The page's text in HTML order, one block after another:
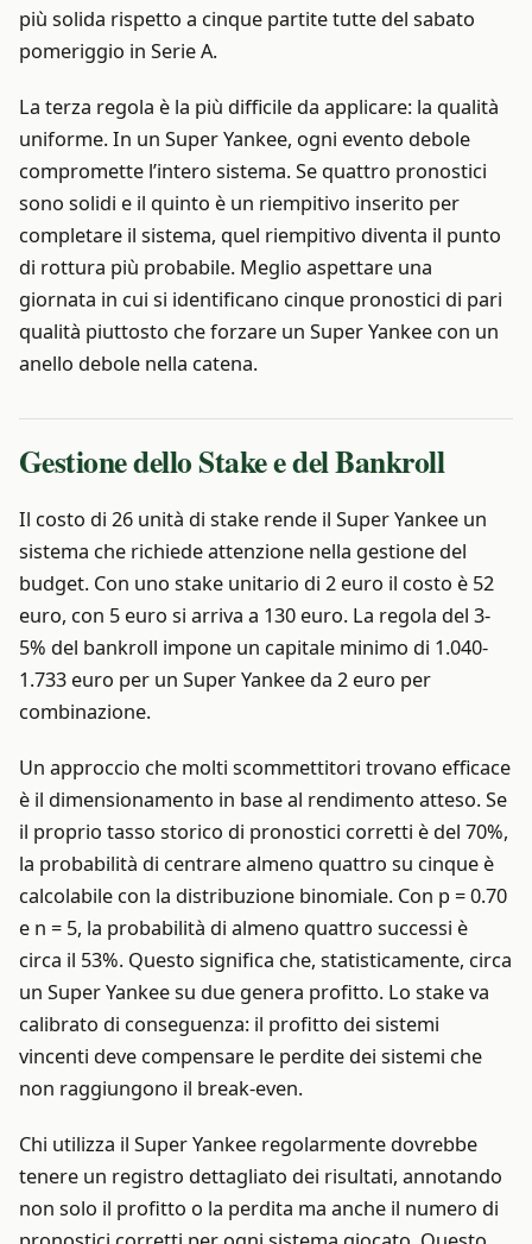
più solida rispetto a cinque partite tutte del sabato
pomeriggio in Serie A.
La terza regola è la più difficile da applicare: la qualità
uniforme. In un Super Yankee, ogni evento debole
compromette l’intero sistema. Se quattro pronostici
sono solidi e il quinto è un riempitivo inserito per
completare il sistema, quel riempitivo diventa il punto
di rottura più probabile. Meglio aspettare una
giornata in cui si identificano cinque pronostici di pari
qualità piuttosto che forzare un Super Yankee con un
anello debole nella catena.
Gestione dello Stake e del Bankroll
Il costo di 26 unità di stake rende il Super Yankee un
sistema che richiede attenzione nella gestione del
budget. Con uno stake unitario di 2 euro il costo è 52
euro, con 5 euro si arriva a 130 euro. La regola del 3-
5% del bankroll impone un capitale minimo di 1.040-
1.733 euro per un Super Yankee da 2 euro per
combinazione.
Un approccio che molti scommettitori trovano efficace
è il dimensionamento in base al rendimento atteso. Se
il proprio tasso storico di pronostici corretti è del 70%,
la probabilità di centrare almeno quattro su cinque è
calcolabile con la distribuzione binomiale. Con p = 0.70
e n = 5, la probabilità di almeno quattro successi è
circa il 53%. Questo significa che, statisticamente, circa
un Super Yankee su due genera profitto. Lo stake va
calibrato di conseguenza: il profitto dei sistemi
vincenti deve compensare le perdite dei sistemi che
non raggiungono il break-even.
Chi utilizza il Super Yankee regolarmente dovrebbe
tenere un registro dettagliato dei risultati, annotando
non solo il profitto o la perdita ma anche il numero di